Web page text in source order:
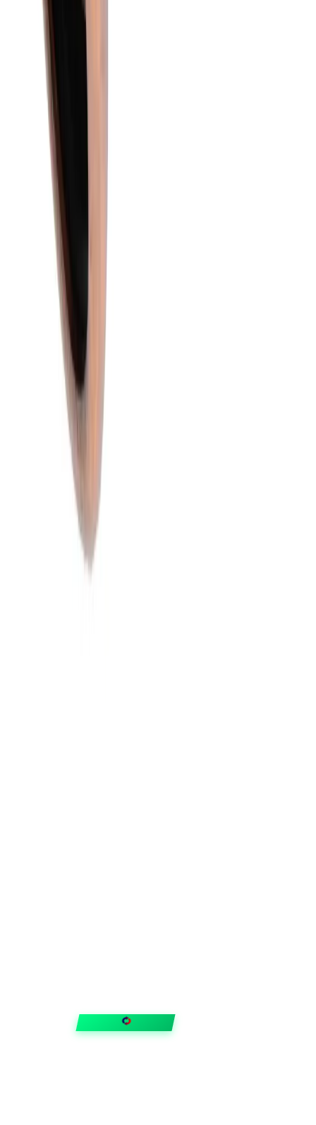
Handla
Alla kategorier
Alla varumärken
Nyinkommet
Fyndhörnan
Vår Butik
Kundservice
Vanliga frågor
Kontakta oss
Retur & Reklamation
Kunskapsdatabas
Information
Allmänna villkor
Integritetspolicy
OUTLETKlubben